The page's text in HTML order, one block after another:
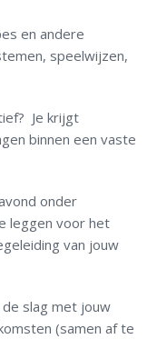
en andere
speelwijzen,
Je krijgt
binnen een vaste
onder
leggen voor het
van jouw
de slag met jouw
(samen af te